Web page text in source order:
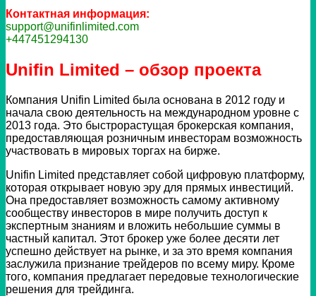
Контактная информация:
support@unifinlimited.com
+447451294130
Unifin Limited – обзор проекта
Компания Unifin Limited была основана в 2012 году и
начала свою деятельность на международном уровне с
2013 года. Это быстрорастущая брокерская компания,
предоставляющая розничным инвесторам возможность
участвовать в мировых торгах на бирже.
Unifin Limited представляет собой цифровую платформу,
которая открывает новую эру для прямых инвестиций.
Она предоставляет возможность самому активному
сообществу инвесторов в мире получить доступ к
экспертным знаниям и вложить небольшие суммы в
частный капитал. Этот брокер уже более десяти лет
успешно действует на рынке, и за это время компания
заслужила признание трейдеров по всему миру. Кроме
того, компания предлагает передовые технологические
решения для трейдинга.